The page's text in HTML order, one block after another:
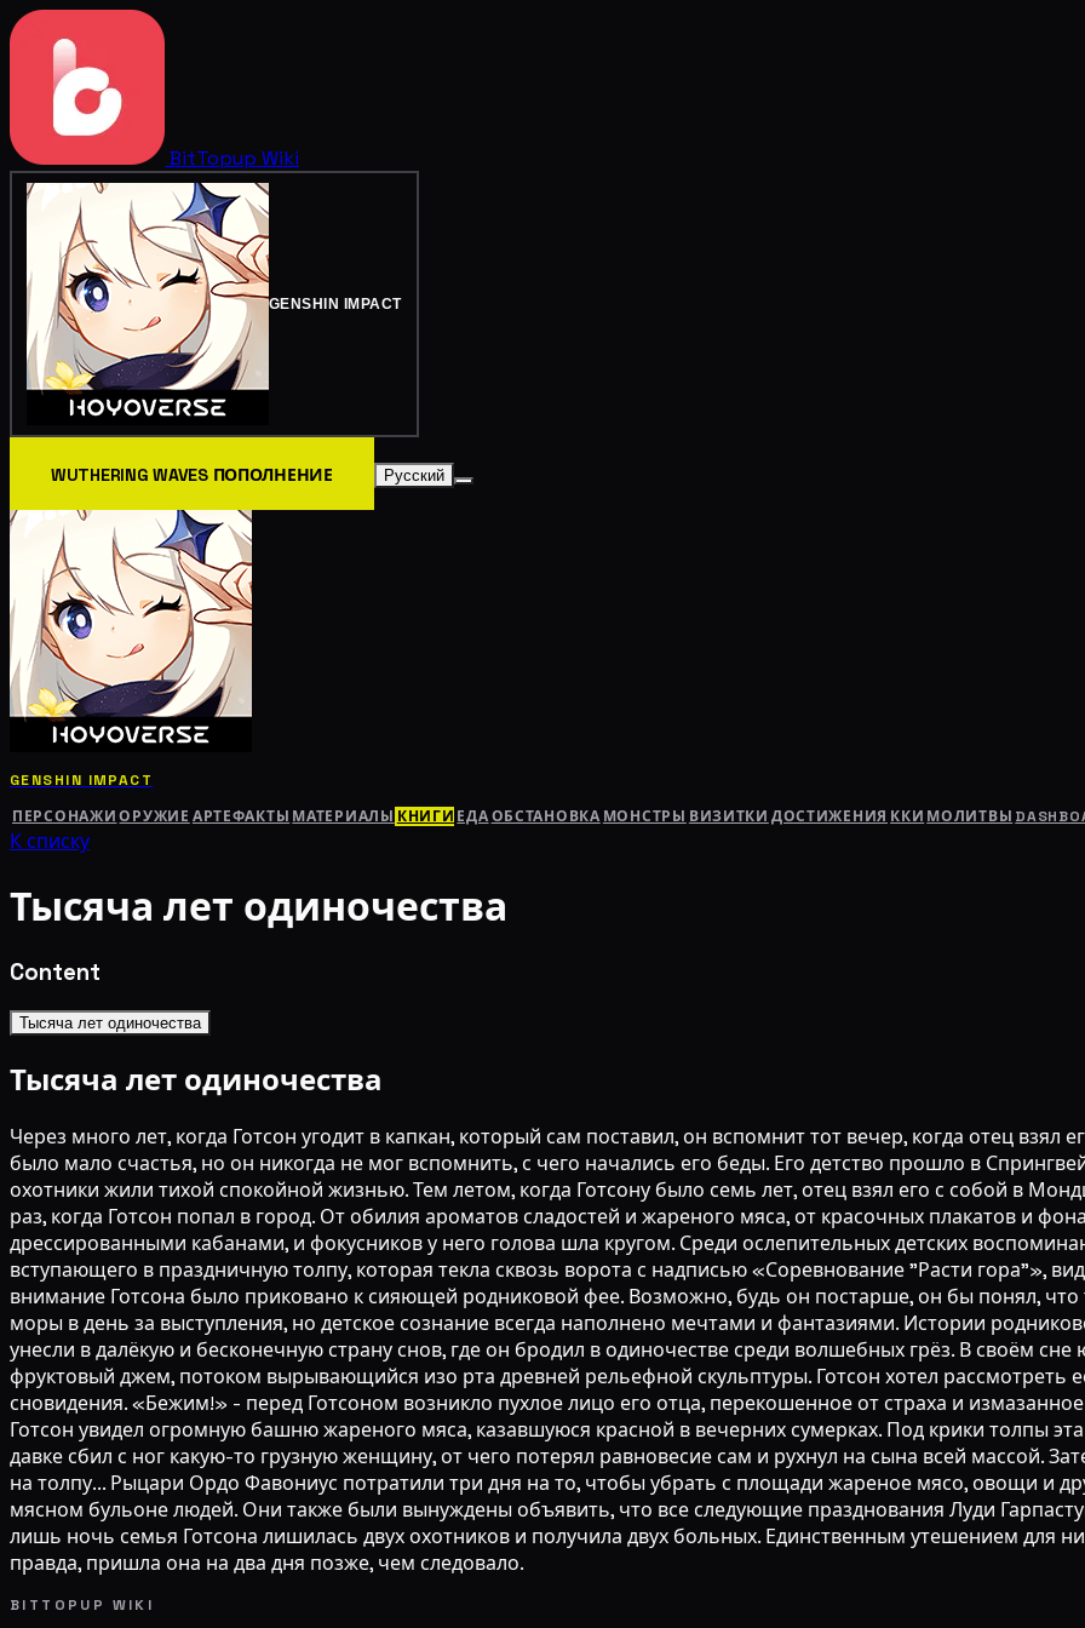
BitTopup Wiki
GENSHIN IMPACT
WUTHERING WAVES ПОПОЛНЕНИЕ Русский
GENSHIN IMPACT
ПЕРСОНАЖИ ОРУЖИЕ АРТЕФАКТЫ МАТЕРИАЛЫ КНИГИ ЕДАОБСТАНОВКА МОНСТРЫ ВИЗИТКИ ДОСТИЖЕНИЯ ККИ МОЛИТВЫ
К списку
Тысяча лет одиночества
Content
Тысяча лет одиночества
Тысяча лет одиночества
Через много лет, когда Готсон угодит в капкан, который сам поставил, он вспомнит тот вечер, когда отец взял
было мало счастья, но он никогда не мог вспомнить, с чего начались его беды. Его детство прошло в
охотники жили тихой спокойной жизнью. Тем летом, когда Готсону было семь лет, отец взял его с собой в
раз, когда Готсон попал в город. От обилия ароматов сладостей и жареного мяса, от красочных плакатов и
дрессированными кабанами, и фокусников у него голова шла кругом. Среди ослепительных детских
вступающего в праздничную толпу, которая текла сквозь ворота с надписью «Соревнование "Расти гора"»,
внимание Готсона было приковано к сияющей родниковой фее. Возможно, будь он постарше, он бы понял, что
моры в день за выступления, но детское сознание всегда наполнено мечтами и фантазиями. Истории
унесли в далёкую и бесконечную страну снов, где он бродил в одиночестве среди волшебных грёз. В своём
фруктовый джем, потоком вырывающийся изо рта древней рельефной скульптуры. Готсон хотел рассмотреть
сновидения. «Бежим!» - перед Готсоном возникло пухлое лицо его отца, перекошенное от страха и
Готсон увидел огромную башню жареного мяса, казавшуюся красной в вечерних сумерках. Под крики толпы
давке сбил с ног какую-то грузную женщину, от чего потерял равновесие сам и рухнул на сына всей массой.
на толпу... Рыцари Ордо Фавониус потратили три дня на то, чтобы убрать с площади жареное мясо, овощи и
мясном бульоне людей. Они также были вынуждены объявить, что все следующие празднования Луди
лишь ночь семья Готсона лишилась двух охотников и получила двух больных. Единственным утешением для
правда, пришла она на два дня позже, чем следовало.
BITTOPUP WIKI